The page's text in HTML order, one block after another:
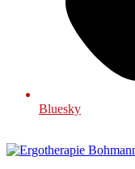
Bluesky